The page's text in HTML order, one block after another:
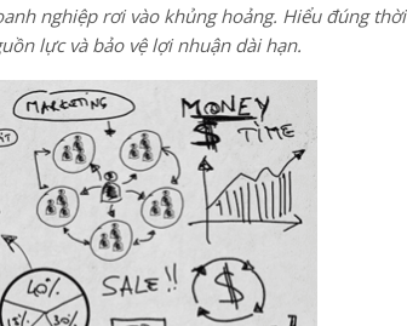
nghiệp rơi vào khủng hoảng. Hiểu đúng thời
lực và bảo vệ lợi nhuận dài hạn.